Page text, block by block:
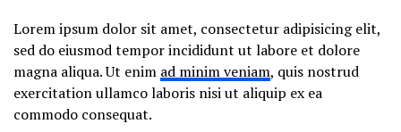
Lorem ipsum dolor sit amet, consectetur adipisicing elit,
sed do eiusmod tempor incididunt ut labore et dolore
magna aliqua. Ut enim ad minim veniam, quis nostrud
exercitation ullamco laboris nisi ut aliquip ex ea
commodo consequat.